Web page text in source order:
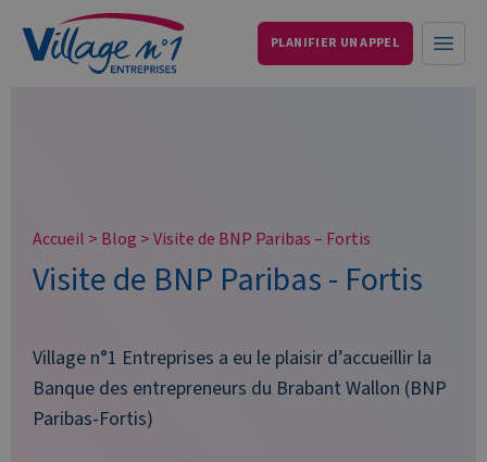
Services aux entreprises et particuliersPLANIFIER UN APPEL
Accueil > Blog >Visite de BNP Paribas – Fortis
Visite de BNP Paribas - Fortis
Village n°1 Entreprises a eu le plaisir d’accueillir la
Banque des entrepreneurs du Brabant Wallon (BNP
Paribas-Fortis)